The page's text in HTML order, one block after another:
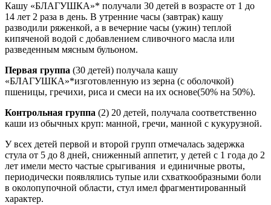
Кашу «БЛАГУШКА»* получали 30 детей в возрасте от 1 до
14 лет 2 раза в день. В утренние часы (завтрак) кашу
разводили ряженкой, а в вечерние часы (ужин) теплой
кипяченой водой с добавлением сливочного масла или
разведенным мясным бульоном.
Первая группа (30 детей) получала кашу
«БЛАГУШКА»*изготовленную из зерна (с оболочкой)
пшеницы, гречихи, риса и смеси на их основе(50% на 50%).
Контрольная группа (2) 20 детей, получала соответственно
каши из обычных круп: манной, гречи, манной с кукурузной.
У всех детей первой и второй групп отмечалась задержка
стула от 5 до 8 дней, сниженный аппетит, у детей с 1 года до 2
лет имели место частые срыгивания и единичные рвоты,
периодически появлялись тупые или схваткообразными боли
в околопупочной области, стул имел фрагментированный
характер.